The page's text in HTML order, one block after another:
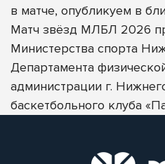
в матче, опубликуем в
Матч звёзд МЛБЛ 2026
Министерства спорта
Департамента
администрации г.
баскетбольного клуба